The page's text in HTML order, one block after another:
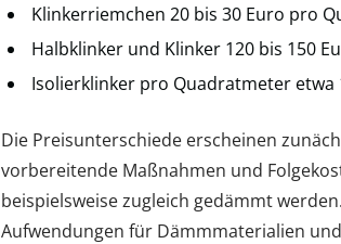
Klinkerriemchen 20 bis 30 Euro pro
Halbklinker und Klinker 120 bis 150
Isolierklinker pro Quadratmeter etwa
Die Preisunterschiede erscheinen
vorbereitende Maßnahmen und
beispielsweise zugleich gedämmt
Aufwendungen für Dämmmaterialien